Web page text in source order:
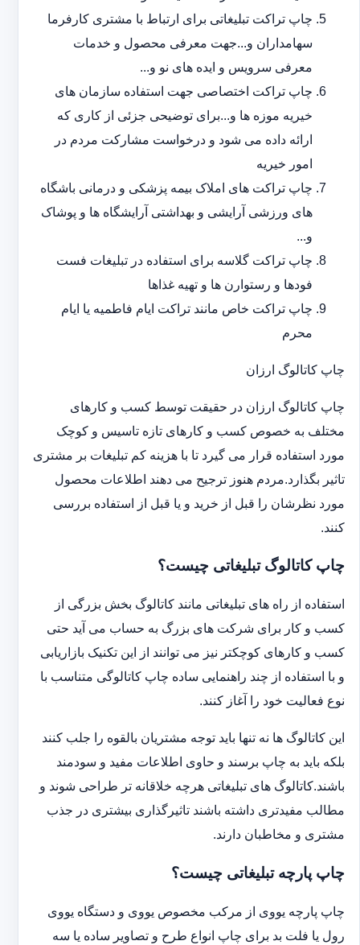
چاپ تراکت تبلیغاتی برای ارتباط با مشتری کارفرما
سهامداران و...جهت معرفی محصول و خدمات
معرفی سرویس و ایده های نو و...
چاپ تراکت اختصاصی جهت استفاده سازمان های
خیریه موزه ها و...برای توضیحی جزئی از کاری که
ارائه داده می شود و درخواست مشارکت مردم در
امور خیریه
چاپ تراکت های املاک بیمه پزشکی و درمانی باشگاه
های ورزشی آرایشی و بهداشتی آرایشگاه ها و پوشاک
و...
چاپ تراکت گلاسه برای استفاده در تبلیغات فست
فودها و رستوارن ها و تهیه غذاها
چاپ تراکت خاص مانند تراکت ایام فاطمیه یا ایام
محرم
چاپ کاتالوگ ارزان
چاپ کاتالوگ ارزان در حقیقت توسط کسب و کارهای
مختلف به خصوص کسب و کارهای تازه تاسیس و کوچک
مورد استفاده قرار می گیرد تا با هزینه کم تبلیغات بر مشتری
تاثیر بگذارد.مردم هنوز ترجیح می دهند اطلاعات محصول
مورد نظرشان را قبل از خرید و یا قبل از استفاده بررسی
کنند.
چاپ کاتالوگ تبلیغاتی چیست؟
استفاده از راه های تبلیغاتی مانند کاتالوگ بخش بزرگی از
کسب و کار برای شرکت های بزرگ به حساب می آید حتی
کسب و کارهای کوچکتر نیز می توانند از این تکنیک بازاریابی
و با استفاده از چند راهنمایی ساده چاپ کاتالوگی متناسب با
نوع فعالیت خود را آغاز کنند.
این کاتالوگ ها نه تنها باید توجه مشتریان بالقوه را جلب کنند
بلکه باید به چاپ برسند و حاوی اطلاعات مفید و سودمند
باشند.کاتالوگ های تبلیغاتی هرچه خلاقانه تر طراحی شوند و
مطالب مفیدتری داشته باشند تاثیرگذاری بیشتری در جذب
مشتری و مخاطبان دارند.
چاپ پارچه تبلیغاتی چیست؟
چاپ پارچه یووی از مرکب مخصوص یووی و دستگاه یووی
رول یا فلت بد برای چاپ انواع طرح و تصاویر ساده یا سه